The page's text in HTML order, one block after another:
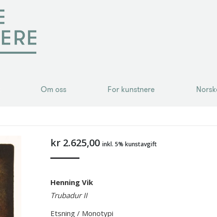
Om oss For kunstnere
kr2.625,00 inkl. 5% kunstavgift
Henning Vik
Trubadur II
Etsning / Monotypi